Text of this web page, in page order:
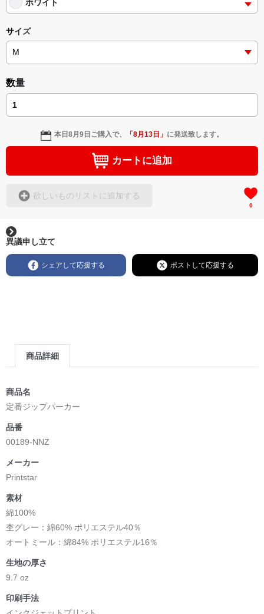
ホワイト
サイズ
数量
本日8月9日 ご購入で、 「8月13日 」 に発送致します。
カートに追加
欲しいものリストに追加する
0
異議申し立て
シェアして応援する ポストして応援する
商品詳細
商品名
定番ジップパーカー
品番
00189-NNZ
メーカー
Printstar
素材
綿100%
杢グレー：綿60% ポリエステル40％
オートミール：綿84% ポリエステル16％
生地の厚さ
9.7 oz
印刷手法